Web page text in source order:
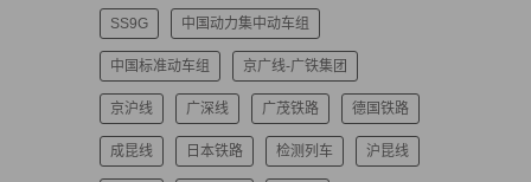
SS9G 中国动力集中动车组
中国标准动车组 京广线-广铁集团
京沪线 广深线 广茂铁路 德国铁路
成昆线 日本铁路 检测列车 沪昆线